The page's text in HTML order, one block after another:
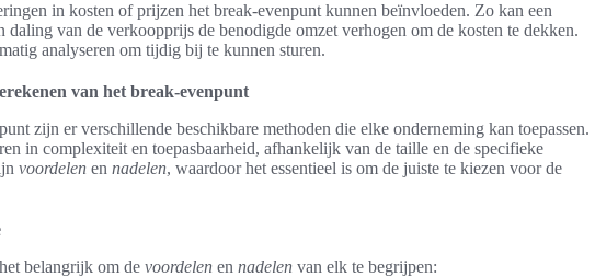
in kosten of prijzen het break-evenpunt kunnen beïnvloeden. Zo kan een
daling van de verkoopprijs de benodigde omzet verhogen om de kosten te dekken.
analyseren om tijdig bij te kunnen sturen.
van het break-evenpunt
zijn er verschillende beschikbare methoden die elke onderneming kan toepassen.
in complexiteit en toepasbaarheid, afhankelijk van de taille en de specifieke
voordelen en nadelen, waardoor het essentieel is om de juiste te kiezen voor de
belangrijk om de voordelen en nadelen van elk te begrijpen: